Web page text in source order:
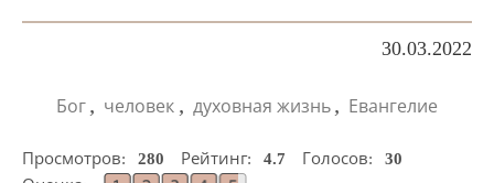
30.03.2022
Бог , человек , духовная жизнь , Евангелие
Просмотров: 280 Рейтинг: 4.7 Голосов:
30